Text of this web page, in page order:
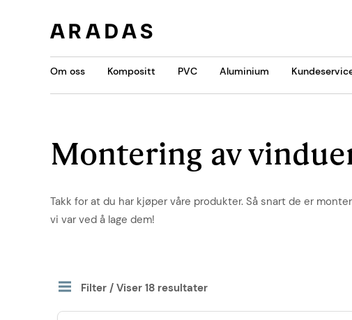
Om oss Kompositt PVC Aluminium
Montering av
Takk for at du har kjøper våre produkter. Så snart de er
vi var ved å lage dem!
Filter / Viser 18 resultater